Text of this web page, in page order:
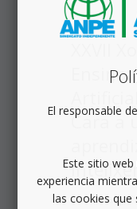
Cara a
Actividade
El responsable
Este sitio
experiencia
las cookies que